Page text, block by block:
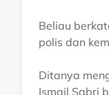
Beliau
polis dan
Ditanya
Ismail Sabri